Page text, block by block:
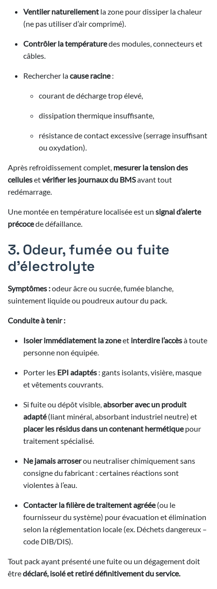
Ventiler naturellement la zone pour dissiper la chaleur
(ne pas utiliser d’air comprimé).
Contrôler la températuredes modules, connecteurs et
câbles.
Rechercher lacause racine:
courant de décharge trop élevé,
dissipation thermique insuffisante,
résistance de contact excessive (serrage insuffisant
ou oxydation).
Après refroidissement complet, mesurer la tension des
cellulesetvérifier les journaux du BMSavant tout
redémarrage.
Une montée en température localisée est un signal d’alerte
précocede défaillance.
3. Odeur, fumée ou fuite
d’électrolyte
Symptômes :odeur âcre ou sucrée, fumée blanche,
suintement liquide ou poudreux autour du pack.
Conduite à tenir :
Isoler immédiatement la zoneet interdire l’accèsà toute
personne non équipée.
Porter les EPI adaptés : gants isolants, visière, masque
et vêtements couvrants.
Si fuite ou dépôt visible,absorber avec un produit
adapté(liant minéral, absorbant industriel neutre) et
placer les résidus dans un contenant hermétiquepour
traitement spécialisé.
Ne jamais arroserou neutraliser chimiquement sans
consigne du fabricant : certaines réactions sont
violentes à l’eau.
Contacter la filière de traitement agréée(ou le
fournisseur du système) pour évacuation et élimination
selon la réglementation locale (ex. Déchets dangereux –
code DIB/DIS).
Tout pack ayant présenté une fuite ou un dégagement doit
êtredéclaré, isolé et retiré définitivement du service.